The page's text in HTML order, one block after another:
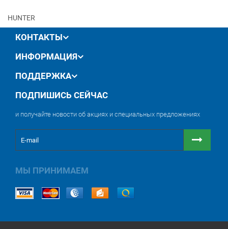
HUNTER
КОНТАКТЫ
ИНФОРМАЦИЯ
ПОДДЕРЖКА
ПОДПИШИСЬ СЕЙЧАС
и получайте новости об акциях и специальных предложениях
МЫ ПРИНИМАЕМ